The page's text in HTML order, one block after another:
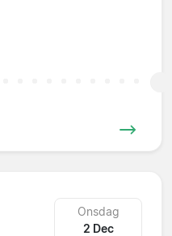
Onsdag
2 Dec